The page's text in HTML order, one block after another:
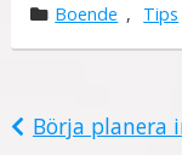
r
o
b
k
a
g
Boende , Tips
Börja planera